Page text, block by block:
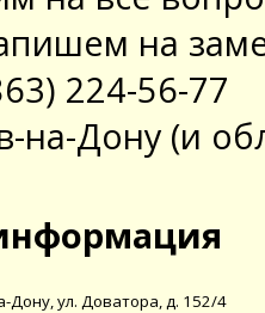
на
224-56-77
на-Дону (и
Дону, ул. Доватора, д. 152/4